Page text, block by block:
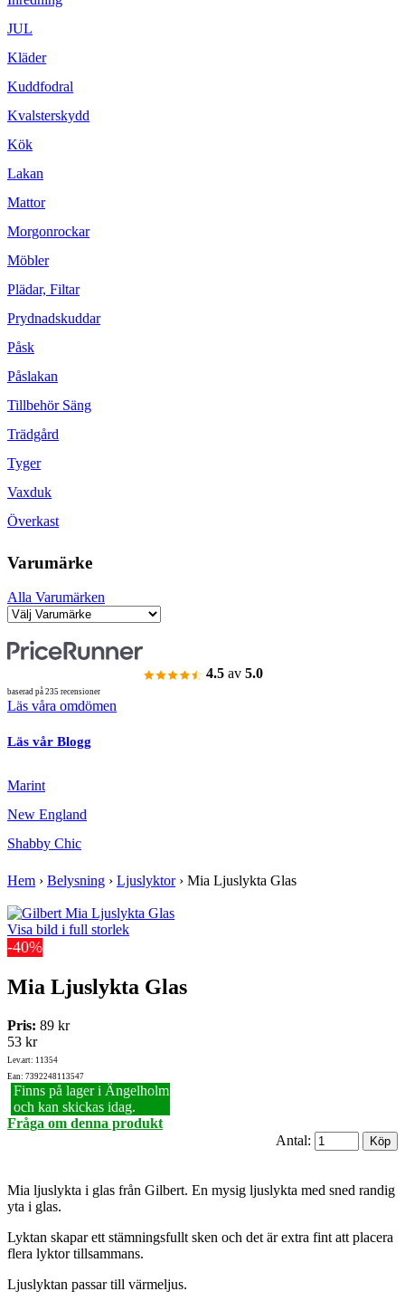
JUL
Kläder
Kuddfodral
Kvalsterskydd
Kök
Lakan
Mattor
Morgonrockar
Möbler
Plädar, Filtar
Prydnadskuddar
Påsk
Påslakan
Tillbehör Säng
Trädgård
Tyger
Vaxduk
Överkast
Varumärke
Alla Varumärken
4.5 av 5.0
baserad på 235 recensioner
Läs våra omdömen
Läs vår Blogg
Marint
New England
Shabby Chic
Hem › Belysning › Ljuslyktor› Mia Ljuslykta Glas
Visa bild i full storlek
-40%
Mia Ljuslykta Glas
Pris: 89 kr
53 kr
Lev.art: 11354
Ean: 7392248113547
Finns på lager i Ängelholm
och kan skickas idag.
Fråga om denna produkt
Antal:
Mia ljuslykta i glas från Gilbert. En mysig ljuslykta med sned randig
yta i glas.
Lyktan skapar ett stämningsfullt sken och det är extra fint att placera
flera lyktor tillsammans.
Ljuslyktan passar till värmeljus.